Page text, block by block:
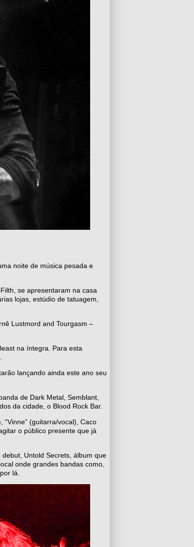
noite de música pesada e
se apresentaram na casa
lojas, estúdio de tatuagem,
Lustmord and Tourgasm –
na íntegra. Para esta
lançando ainda este ano seu
de Dark Metal, Semblant,
da cidade, o Blood Rock Bar.
(guitarra/vocal), Caco
o público presente que já
Untold Secrets, álbum que
onde grandes bandas como,
lá.